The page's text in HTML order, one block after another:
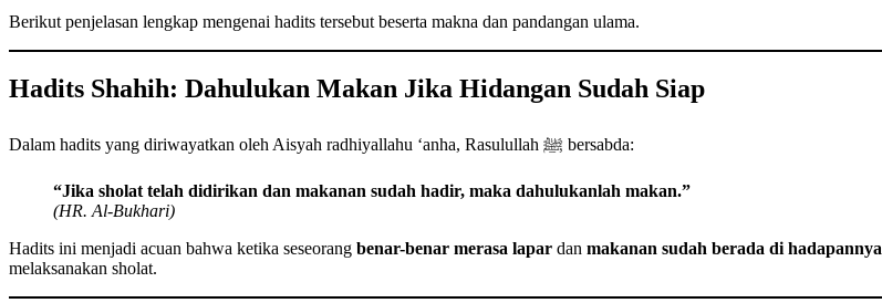
Berikut penjelasan lengkap mengenai hadits tersebut beserta makna dan pandangan ulama.
Hadits Shahih: Dahulukan Makan Jika Hidangan Sudah Siap
Dalam hadits yang diriwayatkan oleh Aisyah radhiyallahu ‘anha, Rasulullah ﷺ bersabda:
“Jika sholat telah didirikan dan makanan sudah hadir, maka dahulukanlah makan.”
(HR. Al-Bukhari)
Hadits ini menjadi acuan bahwa ketika seseorang benar-benar merasa lapar dan makanan sudah berada di hadapannya
melaksanakan sholat.